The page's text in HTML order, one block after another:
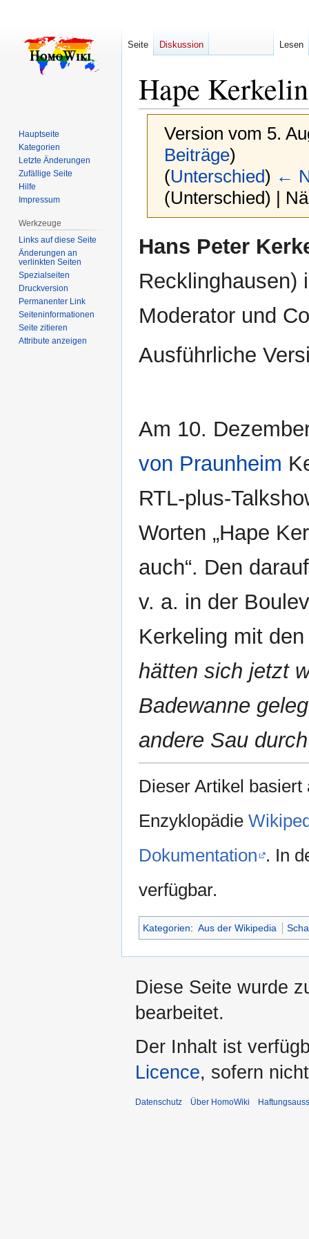
Hape
Version vom 5.
Beiträge)
(Unterschied) ←
(Unterschied) |
Navigation
Suche
Hans Peter
Recklinghausen)
Moderator und
Ausführliche
Am 10.
von Praunheim
RTL-plus-
Worten „Hape
auch“. Den
v. a. in der
Kerkeling mit
hätten sich jetzt
Badewanne
andere Sau
Dieser Artikel
Enzyklopädie
Dokumentation . In
verfügbar.
Kategorien: Aus der Wikipedia
Seite Diskussion Lesen
Hauptseite
Kategorien
Letzte Änderungen
Zufällige Seite
Hilfe
Impressum
Werkzeuge
Links auf diese Seite
Änderungen an
verlinkten Seiten
Spezialseiten
Druckversion
Permanenter Link
Seiten­­informationen
Seite zitieren
Attribute anzeigen
Diese Seite wurde
bearbeitet.
Der Inhalt ist
Licence, sofern
Datenschutz Über HomoWiki